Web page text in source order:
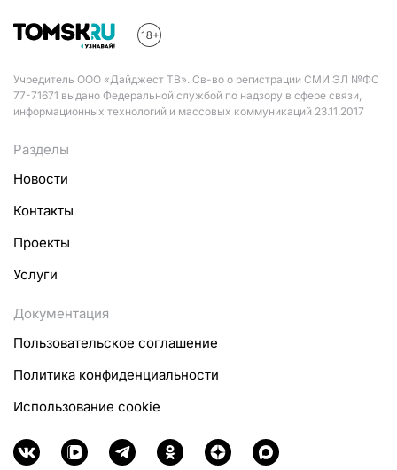
Учредитель ООО «Дайджест ТВ». Св-во о регистрации СМИ ЭЛ №ФС
77-71671 выдано Федеральной службой по надзору в сфере связи,
информационных технологий и массовых коммуникаций 23.11.2017
Разделы
Новости
Контакты
Проекты
Услуги
Документация
Пользовательское соглашение
Политика конфиденциальности
Использование cookie